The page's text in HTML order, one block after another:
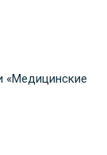
«Медицинские